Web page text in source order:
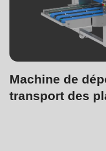
Machine de
transport des